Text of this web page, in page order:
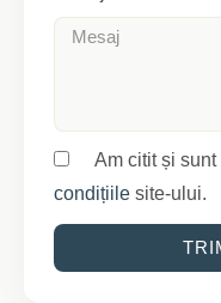
Am citit și sunt
condițiile site-ului.